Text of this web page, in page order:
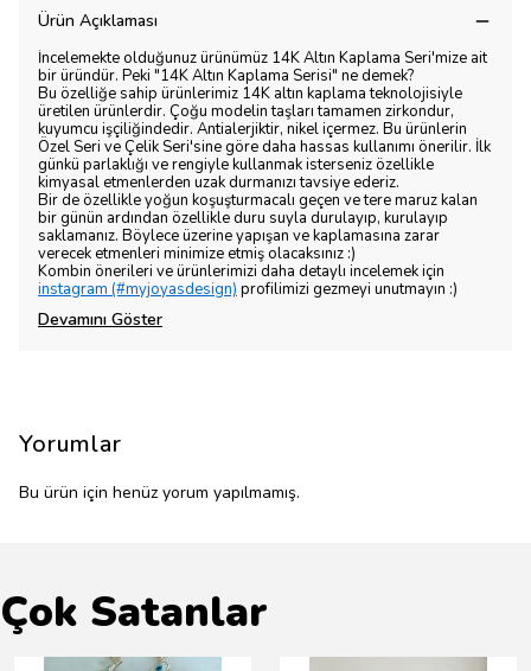
Ürün Açıklaması
İncelemekte olduğunuz ürünümüz 14K Altın Kaplama Seri'mize ait
bir üründür. Peki "14K Altın Kaplama Serisi" ne demek?
Bu özelliğe sahip ürünlerimiz 14K altın kaplama teknolojisiyle
üretilen ürünlerdir. Çoğu modelin taşları tamamen zirkondur,
kuyumcu işçiliğindedir. Antialerjiktir, nikel içermez. Bu ürünlerin
Özel Seri ve Çelik Seri'sine göre daha hassas kullanımı önerilir. İlk
günkü parlaklığı ve rengiyle kullanmak isterseniz özellikle
kimyasal etmenlerden uzak durmanızı tavsiye ederiz.
Bir de özellikle yoğun koşuşturmacalı geçen ve tere maruz kalan
bir günün ardından özellikle duru suyla durulayıp, kurulayıp
saklamanız. Böylece üzerine yapışan ve kaplamasına zarar
verecek etmenleri minimize etmiş olacaksınız :)
Kombin önerileri ve ürünlerimizi daha detaylı incelemek için
instagram (#myjoyasdesign) profilimizi gezmeyi unutmayın :)
Devamını Göster
Yorumlar
Bu ürün için henüz yorum yapılmamış.
Çok Satanlar